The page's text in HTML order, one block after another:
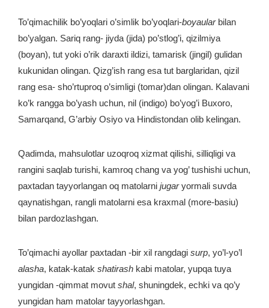
To’qimachilik bo’yoqlari o’simlik bo’yoqlari-boyaular bilan
bo’yalgan. Sariq rang- jiyda (jida) po’stlog’i, qizilmiya
(boyan), tut yoki o’rik daraxti ildizi, tamarisk (jingil) gulidan
kukunidan olingan. Qizg’ish rang esa tut barglaridan, qizil
rang esa- sho’rtuproq o’simligi (tomar)dan olingan. Kalavani
ko’k rangga bo’yash uchun, nil (indigo) bo’yog’i Buxoro,
Samarqand, G’arbiy Osiyo va Hindistondan olib kelingan.
Qadimda, mahsulotlar uzoqroq xizmat qilishi, silliqligi va
rangini saqlab turishi, kamroq chang va yog’ tushishi uchun,
paxtadan tayyorlangan oq matolarni jugaryormali suvda
qaynatishgan, rangli matolarni esa kraxmal (more-basiu)
bilan pardozlashgan.
To’qimachi ayollar paxtadan -bir xil rangdagi surp, yo’l-yo’l
alasha, katak-katak shatirash kabi matolar, yupqa tuya
yungidan -qimmat movut shal, shuningdek, echki va qo’y
yungidan ham matolar tayyorlashgan.